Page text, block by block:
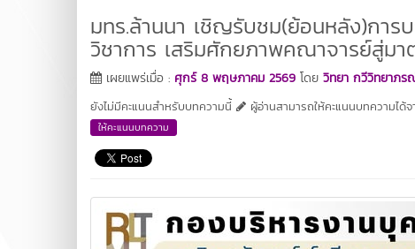
มทร.ล้านนา เชิญรับชม(ย้อนหลัง)การ
วิชาการ เสริมศักยภาพคณาจารย์สู่มา
เผยแพร่เมื่อ : ศุกร์ 8 พฤษภาคม 2569 โดย วิทยา กวีวิทยาภร
ยังไม่มีคะแนนสำหรับบทความนี้
ผู้อ่านสามารถให้คะแนนบทความได้
ให้คะแนนบทความ